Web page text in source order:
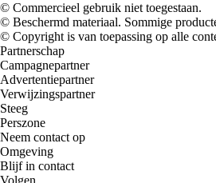
© Commercieel gebruik niet toegestaan.
© Beschermd materiaal. Sommige
© Copyright is van toepassing op alle
Partnerschap
Campagnepartner
Advertentiepartner
Verwijzingspartner
Steeg
Perszone
Neem contact op
Omgeving
Blijf in contact